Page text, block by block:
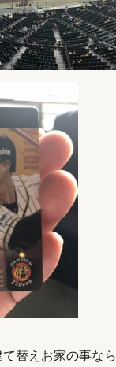
替えお家の事なら